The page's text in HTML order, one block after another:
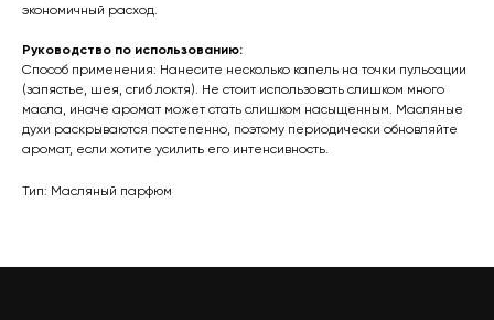
экономичный расход.
Руководство по использованию:
Способ применения: Нанесите несколько капель на точки пульсации
(запястье, шея, сгиб локтя). Не стоит использовать слишком много
масла, иначе аромат может стать слишком насыщенным. Масляные
духи раскрываются постепенно, поэтому периодически обновляйте
аромат, если хотите усилить его интенсивность.
Тип: Масляный парфюм